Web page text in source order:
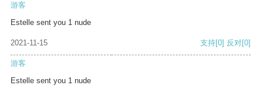
游客
Estelle sent you 1 nude
2021-11-15 支持[0] 反对[0]
游客
Estelle sent you 1 nude